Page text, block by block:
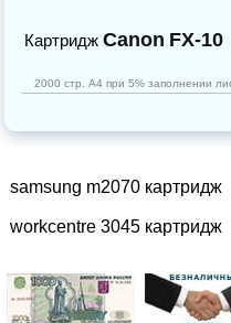
Картридж Canon FX-10
2000 стр. А4 при 5% заполнении
samsung m2070 картридж
workcentre 3045 картридж